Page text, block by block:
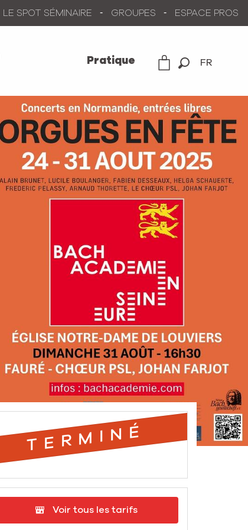
FR
LE SPOT SÉMINAIRE GROUPES ESPACE PROS
Pratique
TERMINÉ
Voir tous les tarifs